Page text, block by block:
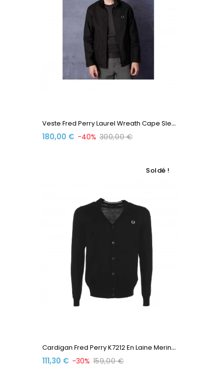
V
Este Fred Perry Laurel Wreath Cape Sleeve Harrington...
180,00 € -40% 300,00 €
Soldé !
C
Ardigan Fred Perry K7212 En Laine Merino Noir
111,30 € -30% 159,00 €